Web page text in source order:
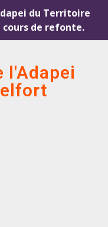
du Territoire
de refonte.
l'Adapei